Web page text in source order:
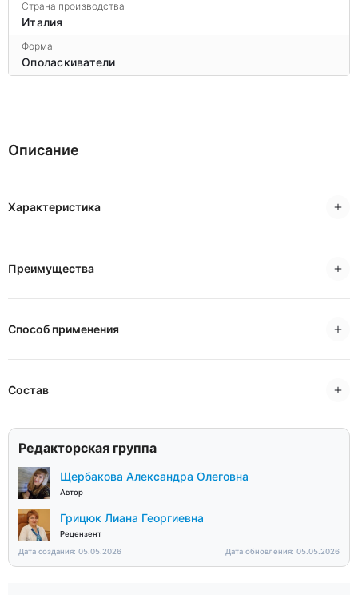
Страна производства
Италия
Форма
Ополаскиватели
Описание
Характеристика
Преимущества
Способ применения
Состав
Редакторская группа
Щербакова Александра Олеговна
Автор
Грицюк Лиана Георгиевна
Рецензент
Дата создания: 05.05.2026
Дата обновления: 05.05.2026